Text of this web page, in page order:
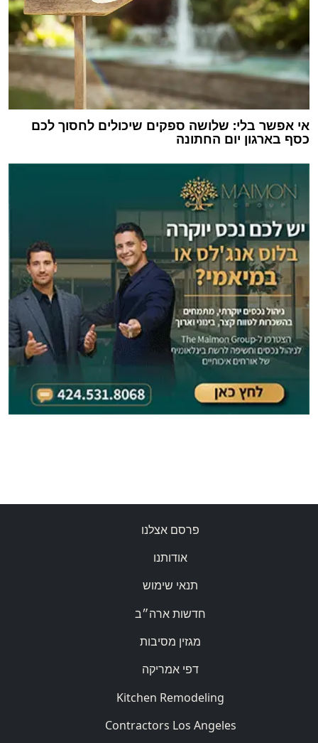
אי אפשר בלי: שלושה ספקים שיכולים לחסוך לכם
כסף בארגון יום החתונה
פרסם אצלנו
אודותנו
תנאי שימוש
חדשות ארה״ב
מגזין מסיבות
דפי אמריקה
Kitchen Remodeling
Contractors Los Angeles